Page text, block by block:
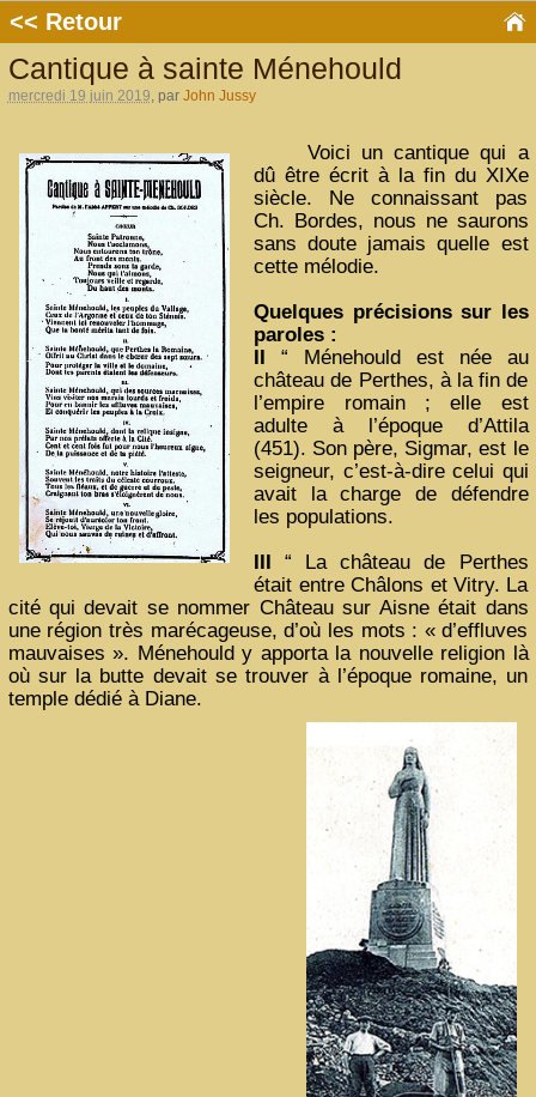
<< Retour
Cantique à sainte Ménehould
mercredi 19 juin 2019 , par John Jussy
Voici un cantique qui a
dû être écrit à la fin du XIXe
siècle. Ne connaissant pas
Ch. Bordes, nous ne saurons
sans doute jamais quelle est
cette mélodie.
Quelques précisions sur les
paroles :
“ Ménehould est née au
château de Perthes, à la fin de
l’empire romain ; elle est
adulte à l’époque d’Attila
(451). Son père, Sigmar, est le
seigneur, c’est-à-dire celui qui
avait la charge de défendre
les populations.
“ La château de Perthes
était entre Châlons et Vitry. La
cité qui devait se nommer Château sur Aisne était dans
une région très marécageuse, d’où les mots : « d’effluves
mauvaises ». Ménehould y apporta la nouvelle religion là
où sur la butte devait se trouver à l’époque romaine, un
temple dédié à Diane.